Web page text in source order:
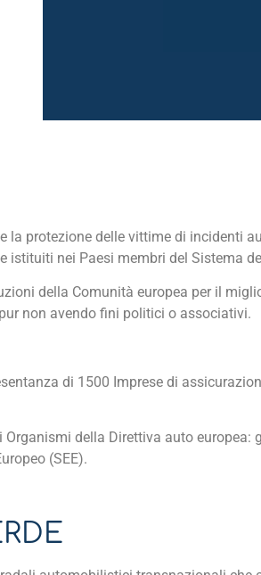
la protezione delle vittime di incidenti
nei Paesi membri del Sistema
della Comunità europea per il
non avendo fini politici o associativi.
di 1500 Imprese di
della Direttiva auto
(SEE).